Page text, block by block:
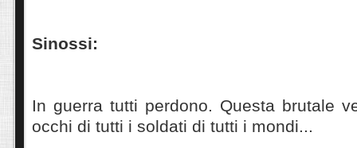
Sinossi:
In guerra tutti perdono. Questa brutale
occhi di tutti i soldati di tutti i mondi...